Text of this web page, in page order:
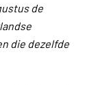
de
die dezelfde